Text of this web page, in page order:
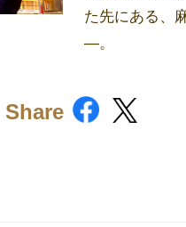
た先にある、
―。
Share